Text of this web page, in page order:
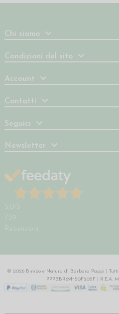
Chi siamo
Condizioni del sito
Account
Contatti
Seguici
Newsletter
5,0 /5
739
Recensioni
© 2026 Bimbo e Natura di Barbara Pappi | Tutti
PPPBBR69H50F205F | R.E.A.